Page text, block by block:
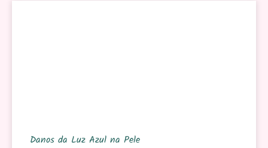
Danos da Luz Azul na Pele